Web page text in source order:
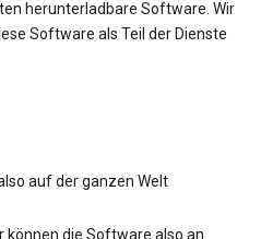
herunterladbare Software. Wir
Software als Teil der Dienste
auf der ganzen Welt
können die Software also an